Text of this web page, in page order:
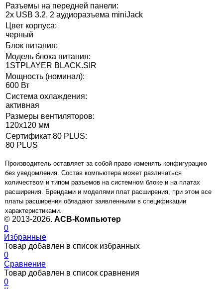
Разъемы на передней панели:
2x USB 3.2, 2 аудиоразъема miniJack
Цвет корпуса:
черный
Блок питания:
Модель блока питания:
1STPLAYER BLACK.SIR
Мощность (номинал):
600 Вт
Система охлаждения:
активная
Размеры вентиляторов:
120x120 мм
Сертификат 80 PLUS:
80 PLUS
Производитель оставляет за собой право изменять конфигурацию
без уведомления. Состав компьютера может различаться
количеством и типом разъемов на системном блоке и на платах
расширения. Брендами и моделями плат расширения, при этом все
платы расширения обладают заявленными в спецификации
характеристиками.
© 2013-2026. ACB-Компьютер
0
Избранные
Товар добавлен в список избранных
0
Сравнение
Товар добавлен в список сравнения
0